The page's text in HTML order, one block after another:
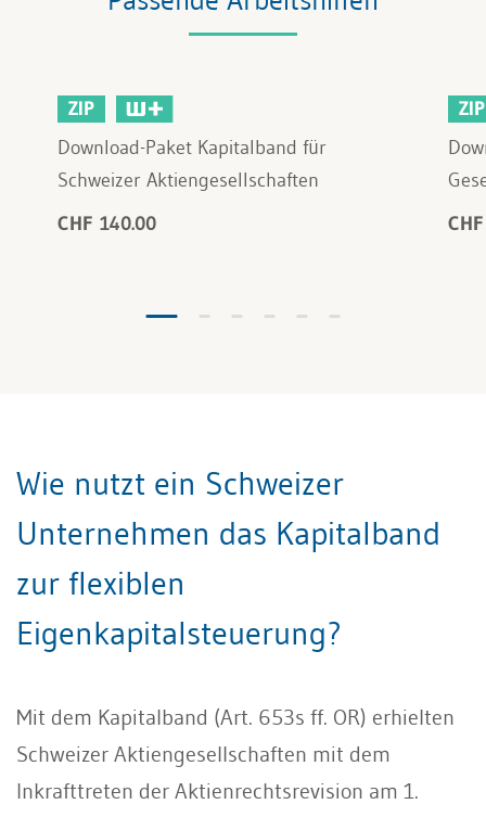
ZIP
Download-Paket Kapitalband für
Schweizer Aktiengesellschaften
CHF 140.00
ZIP
Wie nutzt ein Schweizer
Unternehmen das Kapitalband
zur flexiblen
Eigenkapitalsteuerung?
Mit dem Kapitalband (Art. 653s ff. OR) erhielten
Schweizer Aktiengesellschaften mit dem
Inkrafttreten der Aktienrechtsrevision am 1.